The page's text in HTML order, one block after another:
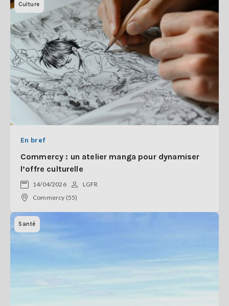
Culture
En bref
Commercy : un atelier manga pour dynamiser
l’offre culturelle
14/04/2026
LGFR
Commercy (55)
Santé